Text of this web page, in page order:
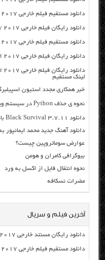
دانلود مستقیم فیلم خارجی Get the Girl 2017 از سرور سایت
دانلود رایگان فیلم خارجی iBoy 2017 با لینک مستقیم
دانلود مستقیم فیلم خارجی Justice League Dark 2017 از سرور سایت
دانلود رایگان فیلم خارجی Split 2017 با لینک مستقیم
لینک مستقیم
خبر همکاری مجدد استیون
نحوه ی حذف Python در سیستم ویندوز
دانلود Black Survival 3.7.11 بازی بقا در تاریکی اندروید
دانلود آهنگ جدید محمد ایمانپور
عوارض سوماتروپین چیست؟
بیوگرافی کامران و هومن
نحوه انتقال فایل از اکسل به ورد
مضرات نسکافه
آخرین فیلم و سریال
دانلود رایگان مسنتد خارجی Britney Ever After 2017 با لینک مستقیم
دانلود مستقیم فیلم خارجی OK Jaanu 2017 از سرور سایت